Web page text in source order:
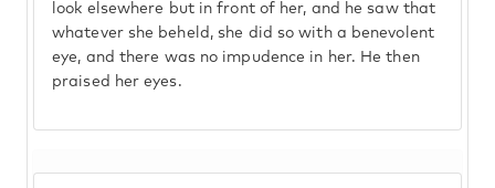
look elsewhere but in front of her, and he saw that
whatever she beheld, she did so with a benevolent
eye, and there was no impudence in her. He then
praised her eyes.